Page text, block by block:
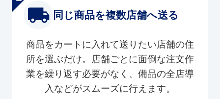
同じ商品を複数店舗へ送る
商品をカートに入れて送りたい店舗の住
所を選ぶだけ。店舗ごとに面倒な注文作
業を繰り返す必要がなく、備品の全店導
入などがスムーズに行えます。